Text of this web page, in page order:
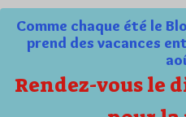
Comme chaque été le
prend des vacances
Rendez-vous le